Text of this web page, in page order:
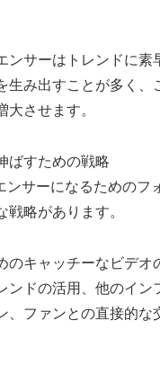
ンサーはトレンドに素
生み出すことが多く、
大させます。
ばすための戦略
ンサーになるためのフ
戦略があります。
のキャッチーなビデオ
ンドの活用、他のイン
、ファンとの直接的な